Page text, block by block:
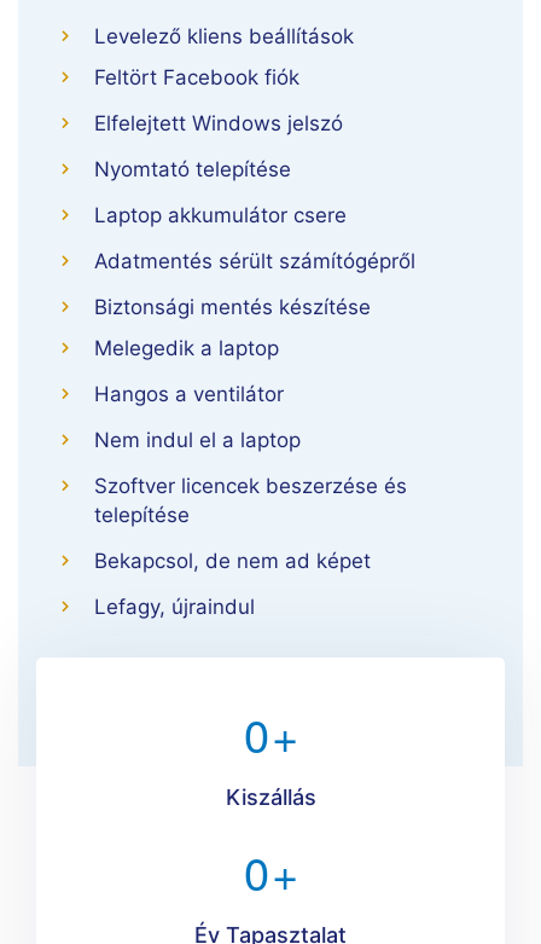
Levelező kliens beállítások
Feltört Facebook fiók
Elfelejtett Windows jelszó
Nyomtató telepítése
Laptop akkumulátor csere
Adatmentés sérült számítógépről
Biztonsági mentés készítése
Melegedik a laptop
Hangos a ventilátor
Nem indul el a laptop
Szoftver licencek beszerzése és
telepítése
Bekapcsol, de nem ad képet
Lefagy, újraindul
0+
Kiszállás
0+
Év Tapasztalat